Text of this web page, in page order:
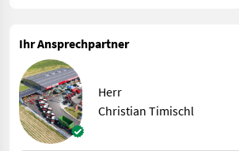
Ihr Ansprechpartner
Herr
Christian Timischl